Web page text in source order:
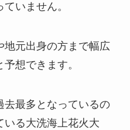
いません。
地元出身の方まで幅広
想できます。
去最多となっているの
いる大洗海上花火大